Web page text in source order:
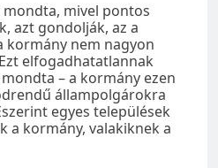
mondta, mivel pontos
azt gondolják, az a
kormány nem nagyon
elfogadhatatlannak
– a kormány ezen
állampolgárokra
egyes települések
a kormány, valakiknek a